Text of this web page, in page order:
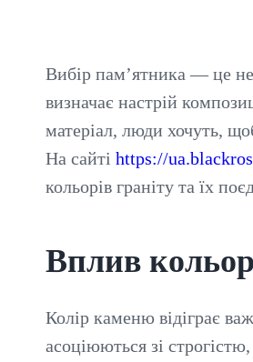
Вибір пам’ятника — це
визначає настрій
матеріал, люди хочуть,
На сайті https://
кольорів граніту та їх
Вплив
Колір каменю відіграє
асоціюються зі